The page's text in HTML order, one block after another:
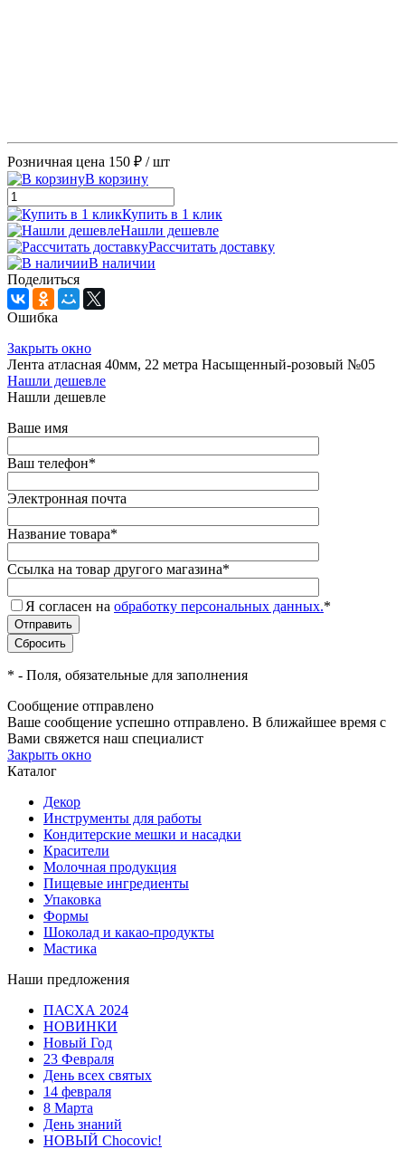
Розничная цена 150 ₽ / шт
В корзину
Купить в 1 клик
Нашли дешевле
Рассчитать доставку
В наличии
Поделиться
Ошибка
Закрыть окно
Лента атласная 40мм, 22 метра Насыщенный-розовый №05
Нашли дешевле
Нашли дешевле
Ваше имя
Ваш телефон*
Электронная почта
Название товара*
Ссылка на товар другого магазина*
Я согласен на обработку персональных данных.*
* - Поля, обязательные для заполнения
Сообщение отправлено
Ваше сообщение успешно отправлено. В ближайшее время с
Вами свяжется наш специалист
Закрыть окно
Каталог
Декор
Инструменты для работы
Кондитерские мешки и насадки
Красители
Молочная продукция
Пищевые ингредиенты
Упаковка
Формы
Шоколад и какао-продукты
Мастика
Наши предложения
ПАСХА 2024
НОВИНКИ
Новый Год
23 Февраля
День всех святых
14 февраля
8 Марта
День знаний
НОВЫЙ Chocovic!